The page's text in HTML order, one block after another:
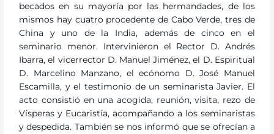
becados en su mayoría por las hermandades, de los
mismos hay cuatro procedente de Cabo Verde, tres de
China y uno de la India, además de cinco en el
seminario menor. Intervinieron el Rector D. Andrés
Ibarra, el vicerrector D. Manuel Jiménez, el D. Espiritual
D. Marcelino Manzano, el ecónomo D. José Manuel
Escamilla, y el testimonio de un seminarista Javier. El
acto consistió en una acogida, reunión, visita, rezo de
Vísperas y Eucaristía, acompañando a los seminaristas
y despedida. También se nos informó que se ofrecían a